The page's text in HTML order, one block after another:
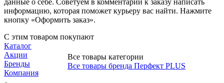
информацию, которая поможет курьеру вас найти. Нажмите
кнопку «Оформить заказ».
С этим товаром покупают
Все товары категории
Все товары бренда Перфект PLUS
Каталог
Акции
Бренды
Компания